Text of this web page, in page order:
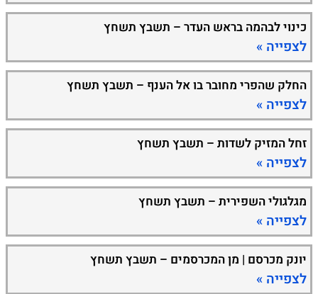
כינוי לבהמה בראש העדר – תשבץ תשחץ
לצפייה »
החלק שהפרי מחובר בו אל הענף – תשבץ תשחץ
לצפייה »
זחל המזיק לשדות – תשבץ תשחץ
לצפייה »
מגלגולי השפירית – תשבץ תשחץ
לצפייה »
יונק מכרסם | מן המכרסמים – תשבץ תשחץ
לצפייה »